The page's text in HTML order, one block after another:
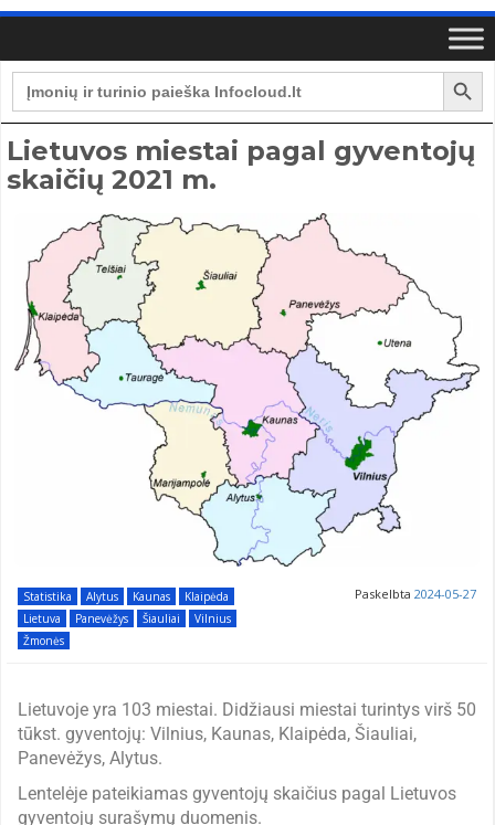
Search
for:
Search Button
Lietuvos miestai pagal gyventojų
skaičių 2021 m.
Statistika Alytus Kaunas
Klaipėda
Lietuva
Panevėžys Šiauliai
Vilnius
Žmonės
Paskelbta 2024-05-27
Lietuvoje yra 103 miestai. Didžiausi miestai turintys virš 50
tūkst. gyventojų: Vilnius, Kaunas, Klaipėda, Šiauliai,
Panevėžys, Alytus.
Lentelėje pateikiamas gyventojų skaičius pagal Lietuvos
gyventojų surašymų duomenis.